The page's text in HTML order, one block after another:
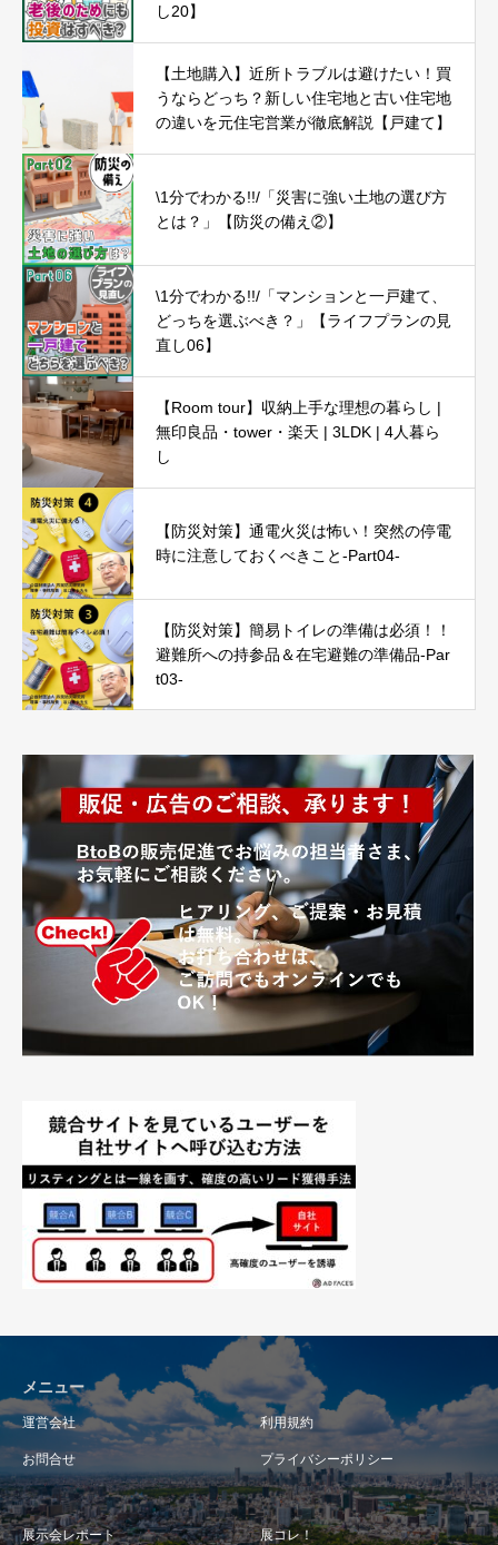
し20】
【土地購入】近所トラブルは避けたい！買
うならどっち？新しい住宅地と古い住宅地
の違いを元住宅営業が徹底解説【戸建て】
\1分でわかる!!/「災害に強い土地の選び方
とは？」【防災の備え②】
\1分でわかる!!/「マンションと一戸建て、
どっちを選ぶべき？」【ライフプランの見
直し06】
【Room tour】収納上手な理想の暮らし |
無印良品・tower・楽天 | 3LDK | 4人暮ら
し
【防災対策】通電火災は怖い！突然の停電
時に注意しておくべきこと-Part04-
【防災対策】簡易トイレの準備は必須！！
避難所への持参品＆在宅避難の準備品-Par
t03-
メニュー
運営会社 利用規約
お問合せ プライバシーポリシー
展示会レポート 展コレ！